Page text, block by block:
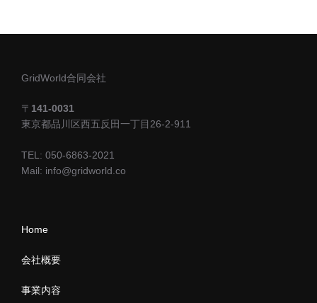
GridWorld合同会社
〒 141-0031
東京都品川区西五反田一丁目26-2-911
TEL: 050-6863-2021
Mail: info@gridworld.co
Home
会社概要
事業内容